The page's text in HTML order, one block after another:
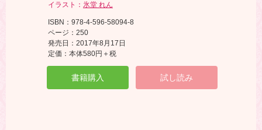
イラスト： 氷堂 れん
ISBN：978-4-596-58094-8
ページ：250
発売日：2017年8月17日
定価：本体580円＋税
書籍購入 試し読み